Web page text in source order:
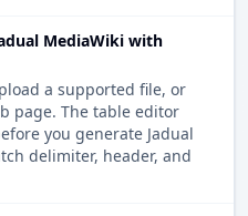
MediaWiki with
a supported file, or
page. The table editor
you generate Jadual
delimiter, header, and